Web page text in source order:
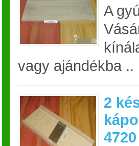
A
vagy ajándékba ..
2